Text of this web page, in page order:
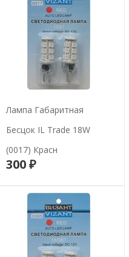
Лампа Габаритная
Бесцок IL Trade 18W
(0017) Красн
300 ₽В корзину